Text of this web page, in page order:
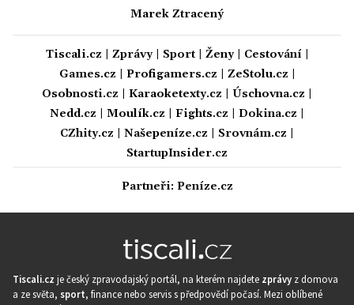
Marek Ztracený
Tiscali.cz Zprávy| Sport| Ženy| Cestování|
Games.cz
Profigamers.cz ZeStolu.cz
Osobnosti.cz
Karaoketexty.cz Úschovna.cz
Nedd.cz
Moulík.cz Fights.cz Dokina.cz
CZhity.cz
Našepeníze.cz Srovnám.cz
StartupInsider.cz
Partneři: Peníze.cz
Tiscali.cz je český zpravodajský portál, na kterém najdete zprávy z domova
a ze světa, sport, finance nebo servis s předpovědí počasí. Mezi oblíbené